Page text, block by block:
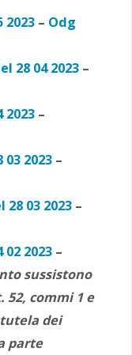
2023 – Odg
28 04 2023 –
2023 –
2023 –
03 2023 –
2023 –
sussistono
52, commi 1 e
tutela dei
parte